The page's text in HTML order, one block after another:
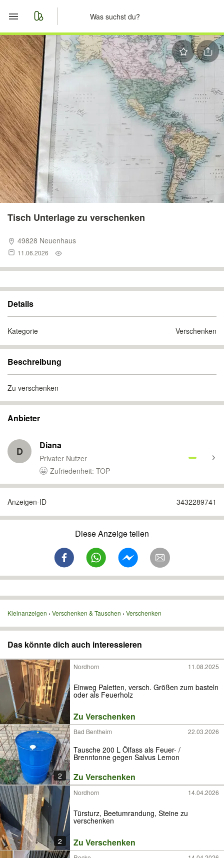
Start
Merkliste
Nachrichten
Anzeige aufgeben
Tisch Unterlage zu verschenken
49828 Neuenhaus
11.06.2026
Details
Kategorie Verschenken
Beschreibung
Zu verschenken
Anbieter
D Diana
Privater Nutzer
Zufriedenheit: TOP
Anzeigen-ID 3432289741
Diese Anzeige teilen
Kleinanzeigen Verschenken & Tauschen Verschenken
Das könnte dich auch interessieren
Nordhorn 11.08.2025
Einweg Paletten, versch. Größen zum basteln
oder als Feuerholz
Zu Verschenken
2
Bad Bentheim 22.03.2026
Tausche 200 L Ölfass als Feuer- /
Brenntonne gegen Salvus Lemon
Zu Verschenken
2
Nordhorn 14.04.2026
Türsturz, Beetumrandung, Steine zu
verschenken
Zu Verschenken